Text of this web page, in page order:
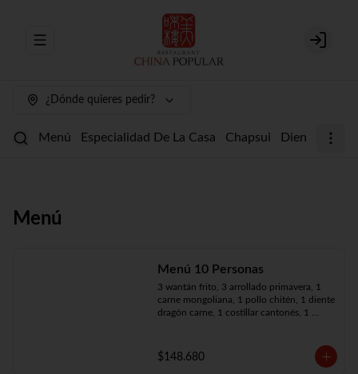
Abrir menu de navegación Login
¿Dónde quieres pedir?
Menú Especialidad De La Casa Chapsui Diente De
Menú
Menú 10 Personas
3 wantán frito, 3 arrollado primavera, 1
carne mongoliana, 1 pollo chitén, 1 diente
dragón carne, 1 costillar cantonés, 1
10 arroz chaufán
$148.680